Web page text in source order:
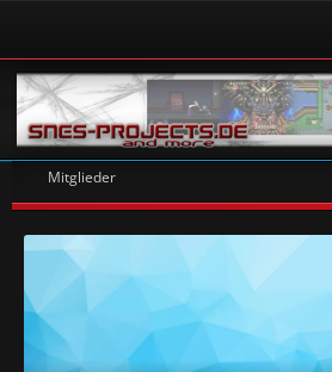
Mitglieder